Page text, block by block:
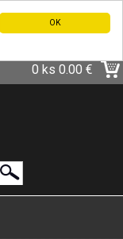
OK
0 ks 0.00 €